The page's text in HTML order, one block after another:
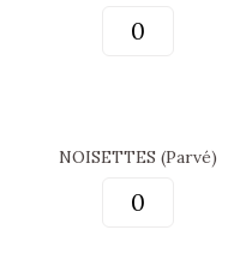
NOISETTES (Parvé)